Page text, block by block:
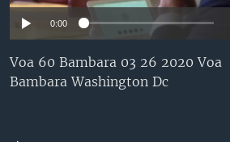
0:00
Voa 60 Bambara 03 26 2020 Voa
Bambara Washington Dc